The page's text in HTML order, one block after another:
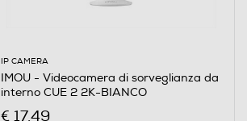
IP CAMERA
IMOU - Videocamera di sorveglianza da
interno CUE 2 2K-BIANCO
€ 17,49